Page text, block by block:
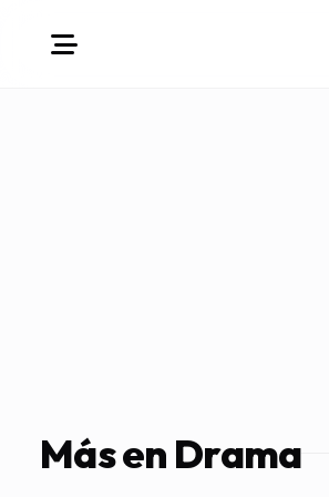
Más en Drama